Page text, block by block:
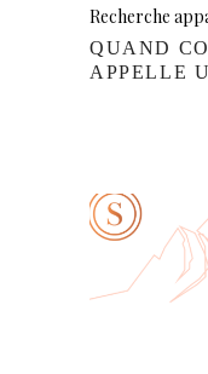
Recherche
QUAND
APPELLE